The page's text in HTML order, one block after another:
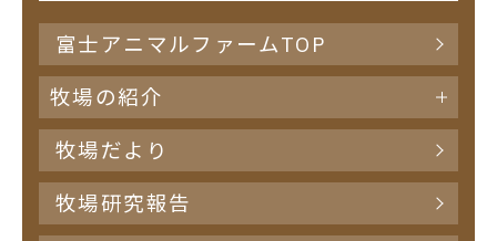
富士アニマルファームTOP
牧場の紹介
牧場だより
牧場研究報告